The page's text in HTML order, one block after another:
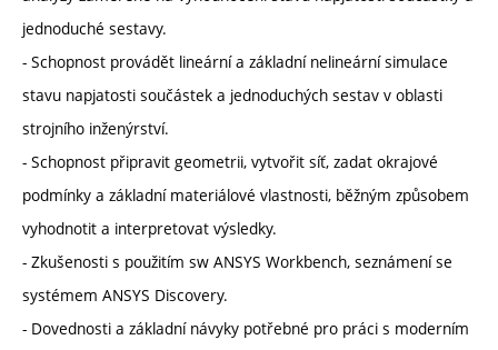
jednoduché sestavy.
- Schopnost provádět lineární a základní nelineární simulace
stavu napjatosti součástek a jednoduchých sestav v oblasti
strojního inženýrství.
- Schopnost připravit geometrii, vytvořit síť, zadat okrajové
podmínky a základní materiálové vlastnosti, běžným způsobem
vyhodnotit a interpretovat výsledky.
- Zkušenosti s použitím sw ANSYS Workbench, seznámení se
systémem ANSYS Discovery.
- Dovednosti a základní návyky potřebné pro práci s moderním